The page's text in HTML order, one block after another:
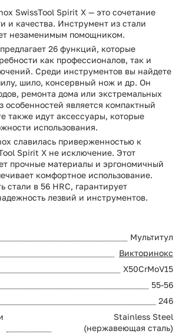
SwissTool Spirit X — это сочетание
и качества. Инструмент из стали
незаменимым помощником.
26 функций, которые
как профессионалов, так и
Среди инструментов вы найдете
шило, консервный нож и др. Он
ремонта дома или экстремальных
особенностей является компактный
также идут аксессуары, которые
использования.
славилась приверженностью к
Spirit X не исключение. Этот
прочные материалы и эргономичный
комфортное использование.
стали в 56 HRC, гарантирует
лезвий и инструментов.
Мультитул
Викторинокс
X50CrMoV15
55-56
246
Stainless Steel
(нержавеющая сталь)